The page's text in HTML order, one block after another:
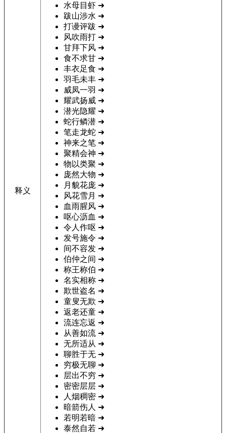
释义
水母目虾 ➜
跋山涉水 ➜
打谩评跋 ➜
风吹雨打 ➜
甘拜下风 ➜
食不求甘 ➜
丰衣足食 ➜
羽毛未丰 ➜
威凤一羽 ➜
耀武扬威 ➜
潜光隐耀 ➜
蛇行鳞潜 ➜
笔走龙蛇 ➜
神来之笔 ➜
聚精会神 ➜
物以类聚 ➜
庞然大物 ➜
月貌花庞 ➜
风花雪月 ➜
血雨腥风 ➜
呕心沥血 ➜
令人作呕 ➜
发号施令 ➜
间不容发 ➜
伯仲之间 ➜
称王称伯 ➜
名实相称 ➜
欺世盗名 ➜
童叟无欺 ➜
返老还童 ➜
流连忘返 ➜
从善如流 ➜
无所适从 ➜
聊胜于无 ➜
穷极无聊 ➜
层出不穷 ➜
密密层层 ➜
人烟稠密 ➜
暗箭伤人 ➜
若明若暗 ➜
泰然自若 ➜